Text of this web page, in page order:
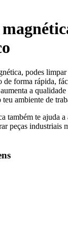
podes
de forma rápida,
a qualidade
teu ambiente de
também te ajuda
peças industriais